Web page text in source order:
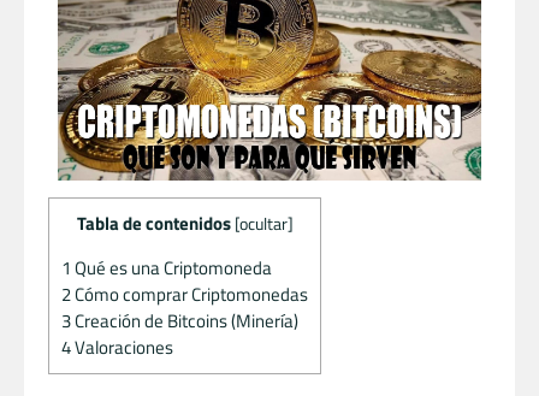
Tabla de contenidos [ocultar]
1 Qué es una Criptomoneda
2Cómo comprar Criptomonedas
3Creación de Bitcoins (Minería)
4Valoraciones